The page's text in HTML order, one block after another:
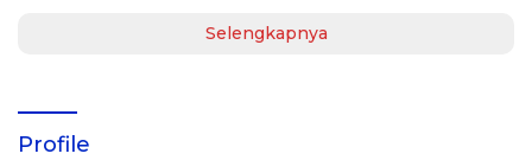
Selengkapnya
Profile